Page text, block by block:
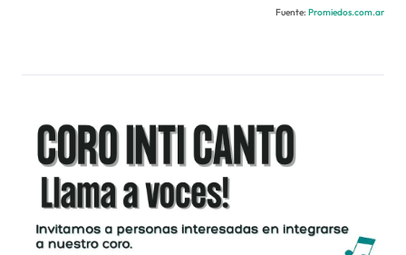
Fuente: Promiedos.com.ar